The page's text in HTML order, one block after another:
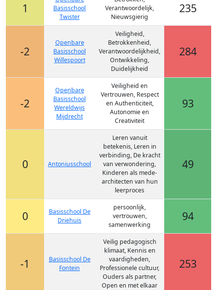
1
Basisschool
Twister
Verantwoordelijk,
Nieuwsgierig
235
-2
Openbare
Basisschool
Willespoort
Veiligheid,
Betrokkenheid,
Verantwoordelijkheid,
Ontwikkeling,
Duidelijkheid
284
-2
Openbare
Basisschool
Wereldwijs
Mijdrecht
Veiligheid en
Vertrouwen, Respect
en Authenticiteit,
Autonomie en
Creativiteit
93
0 Antoniusschool
Leren vanuit
betekenis, Leren in
verbinding, De kracht
van verwondering,
Kinderen als mede-
architecten van hun
leerproces
49
0
Basisschool De
Driehuis
persoonlijk,
vertrouwen,
samenwerking
94
-1
Basisschool De
Fontein
Veilig pedagogisch
klimaat, Kennis en
vaardigheden,
Professionele cultuur,
Ouders als partner,
Open en met elkaar
253